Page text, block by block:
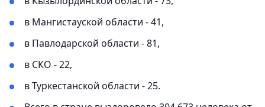
в Мангистауской области - 41,
в Павлодарской области - 81,
в СКО - 22,
в Туркестанской области - 25.